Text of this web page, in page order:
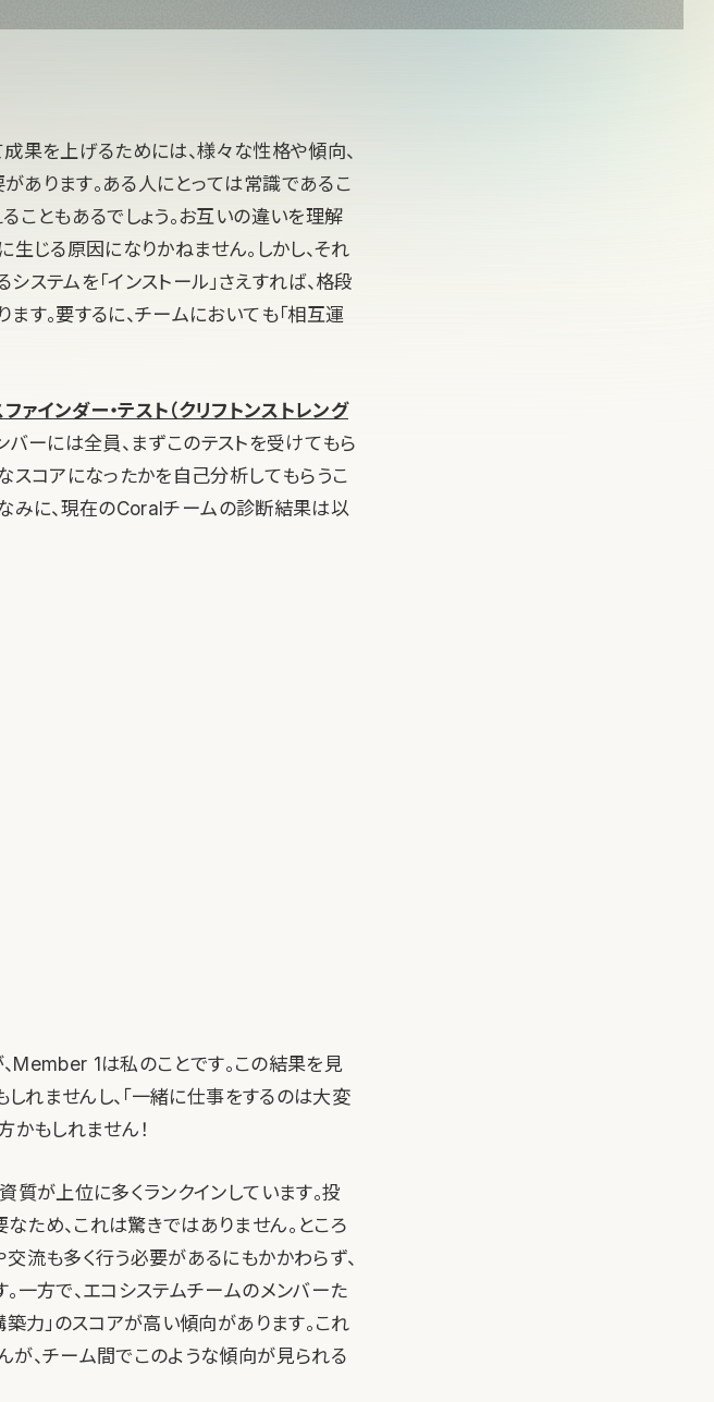
果を上げるためには、様々な性格や傾向、
あります。ある人にとっては常識であるこ
こともあるでしょう。お互いの違いを理解
生じる原因になりかねません。しかし、それ
ステムを「インストール」さえすれば、格段
す。要するに、チームにおいても「相互運
ァインダー・テスト（クリフトンストレング
ーには全員、まずこのテストを受けてもら
スコアになったかを自己分析してもらうこ
みに、現在のCoralチームの診断結果は以
Member 1は私のことです。この結果を見
しれませんし、「一緒に仕事をするのは大変
かもしれません！
質が上位に多くランクインしています。投
ため、これは驚きではありません。ところ
流も多く行う必要があるにもかかわらず、
一方で、エコシステムチームのメンバーた
築力」のスコアが高い傾向があります。これ
が、チーム間でこのような傾向が見られる